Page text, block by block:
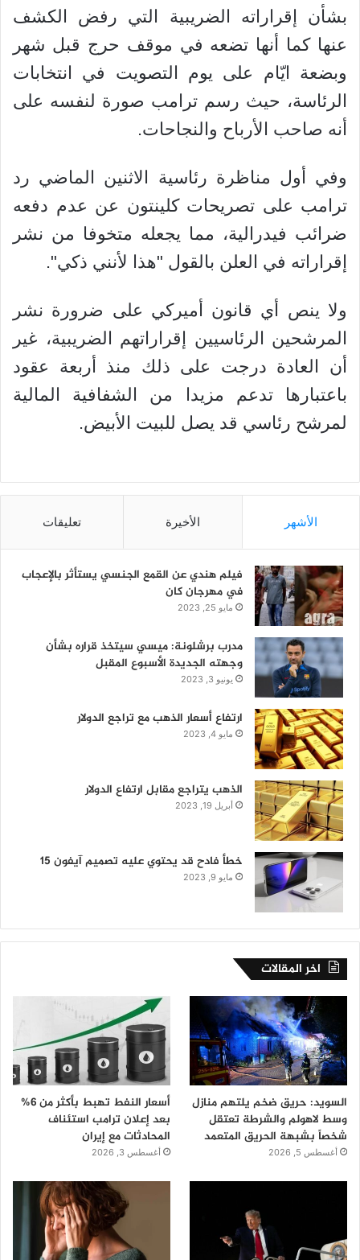
بشأن إقراراته الضريبية التي رفض الكشف
عنها كما أنها تضعه في موقف حرج قبل شهر
وبضعة ايّام على يوم التصويت في انتخابات
الرئاسة، حيث رسم ترامب صورة لنفسه على
أنه صاحب الأرباح والنجاحات.
وفي أول مناظرة رئاسية الاثنين الماضي رد
ترامب على تصريحات كلينتون عن عدم دفعه
ضرائب فيدرالية، مما يجعله متخوفا من نشر
إقراراته في العلن بالقول "هذا لأنني ذكي".
ولا ينص أي قانون أميركي على ضرورة نشر
المرشحين الرئاسيين إقراراتهم الضريبية، غير
أن العادة درجت على ذلك منذ أربعة عقود
باعتبارها تدعم مزيدا من الشفافية المالية
لمرشح رئاسي قد يصل للبيت الأبيض.
الأشهر الأخيرة تعليقات
فيلم هندي عن القمع الجنسي يستأثر بالإعجاب
في مهرجان كان
مايو 25, 2023
مدرب برشلونة: ميسي سيتخذ قراره بشأن
وجهته الجديدة الأسبوع المقبل
يونيو 3, 2023
ارتفاع أسعار الذهب مع تراجع الدولار
مايو 4, 2023
الذهب يتراجع مقابل ارتفاع الدولار
أبريل 19, 2023
خطأ فادح قد يحتوي عليه تصميم آيفون 15
مايو 9, 2023
اخر المقالات
السويد: حريق ضخم يلتهم منازل
وسط لاهولم والشرطة تعتقل
شخصاً بشبهة الحريق المتعمد
أغسطس 5, 2026
أسعار النفط تهبط بأكثر من 6%
بعد إعلان ترامب استئناف
المحادثات مع إيران
أغسطس 3, 2026